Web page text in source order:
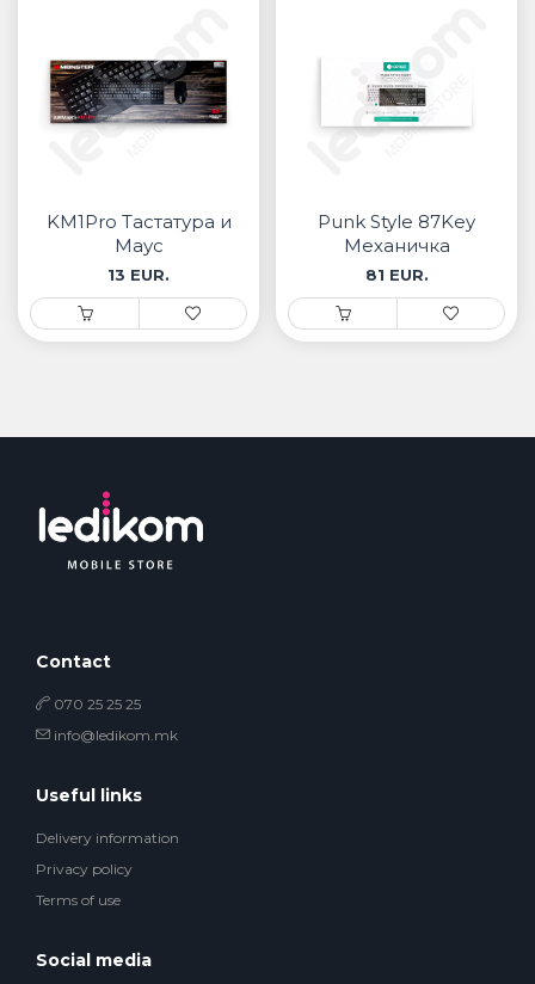
KM1Pro Тастатура и
Маус
13 EUR.
Punk Style 87Key
Механичка
Тастатура
81 EUR.
Contact
070 25 25 25
info@ledikom.mk
Useful links
Delivery information
Privacy policy
Terms of use
Social media